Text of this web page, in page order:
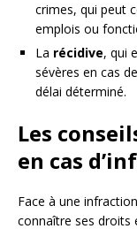
crimes, qui peut
emplois ou
La récidive, qui
sévères en cas
délai déterminé.
Les
en cas
Face à une
connaître ses droits